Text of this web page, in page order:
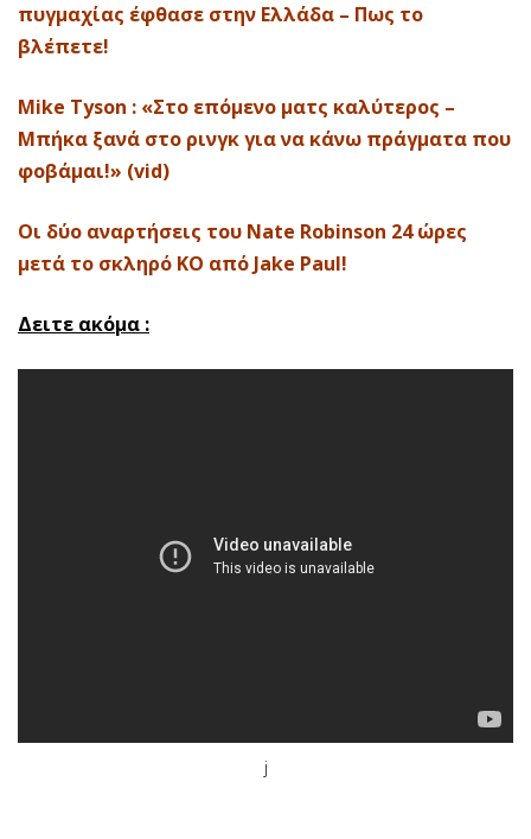
πυγμαχίας έφθασε στην Ελλάδα – Πως το
βλέπετε!
Mike Tyson : «Στο επόμενο ματς καλύτερος –
Μπήκα ξανά στο ρινγκ για να κάνω πράγματα που
φοβάμαι!» (vid)
Οι δύο αναρτήσεις του Nate Robinson 24 ώρες
μετά το σκληρό ΚΟ από Jake Paul!
Δειτε ακόμα :
j